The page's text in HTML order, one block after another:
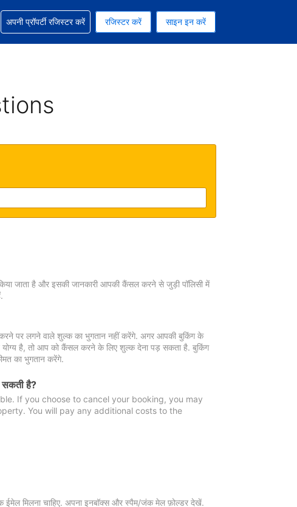
करेंसी को चुना हुआ है
अभी हिन्दी भाषा को चुना हुआ है
बुकिंग में सहायता पाएं
अपनी प्रॉपर्टी रजिस्टर करें रजिस्टर करें साइन इन करें
जाता है और इसकी जानकारी आपकी कैंसल करने से जुड़ी पॉलिसी में
पर लगने वाले शुल्क का भुगतान नहीं करेंगे. अगर आपकी बुकिंग के
योग्य है, तो आप को कैंसल करने के लिए शुल्क देना पड़ सकता है. बुकिंग
का भुगतान करेंगे.
सकती है?
If you choose to cancel your booking, you may
You will pay any additional costs to the
ईमेल मिलना चाहिए. अपना इनबॉक्स और स्पैम/जंक मेल फ़ोल्डर देखें.